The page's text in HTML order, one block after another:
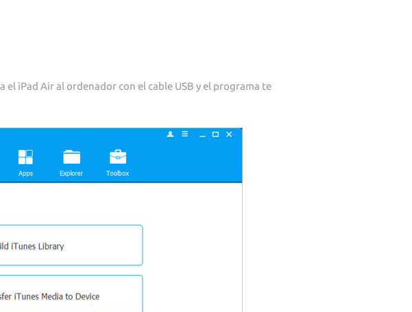
iPad Air al ordenador con el cable USB y el programa te